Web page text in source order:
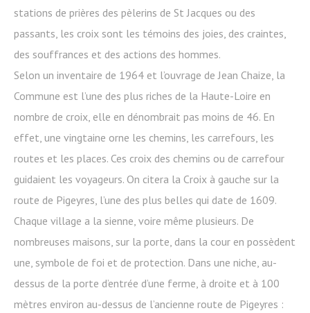
stations de prières des pèlerins de St Jacques ou des
passants, les croix sont les témoins des joies, des craintes,
des souffrances et des actions des hommes.
Selon un inventaire de 1964 et l’ouvrage de Jean Chaize, la
Commune est l’une des plus riches de la Haute-Loire en
nombre de croix, elle en dénombrait pas moins de 46. En
effet, une vingtaine orne les chemins, les carrefours, les
routes et les places. Ces croix des chemins ou de carrefour
guidaient les voyageurs. On citera la Croix à gauche sur la
route de Pigeyres, l’une des plus belles qui date de 1609.
Chaque village a la sienne, voire même plusieurs. De
nombreuses maisons, sur la porte, dans la cour en possèdent
une, symbole de foi et de protection. Dans une niche, au-
dessus de la porte d’entrée d’une ferme, à droite et à 100
mètres environ au-dessus de l’ancienne route de Pigeyres :